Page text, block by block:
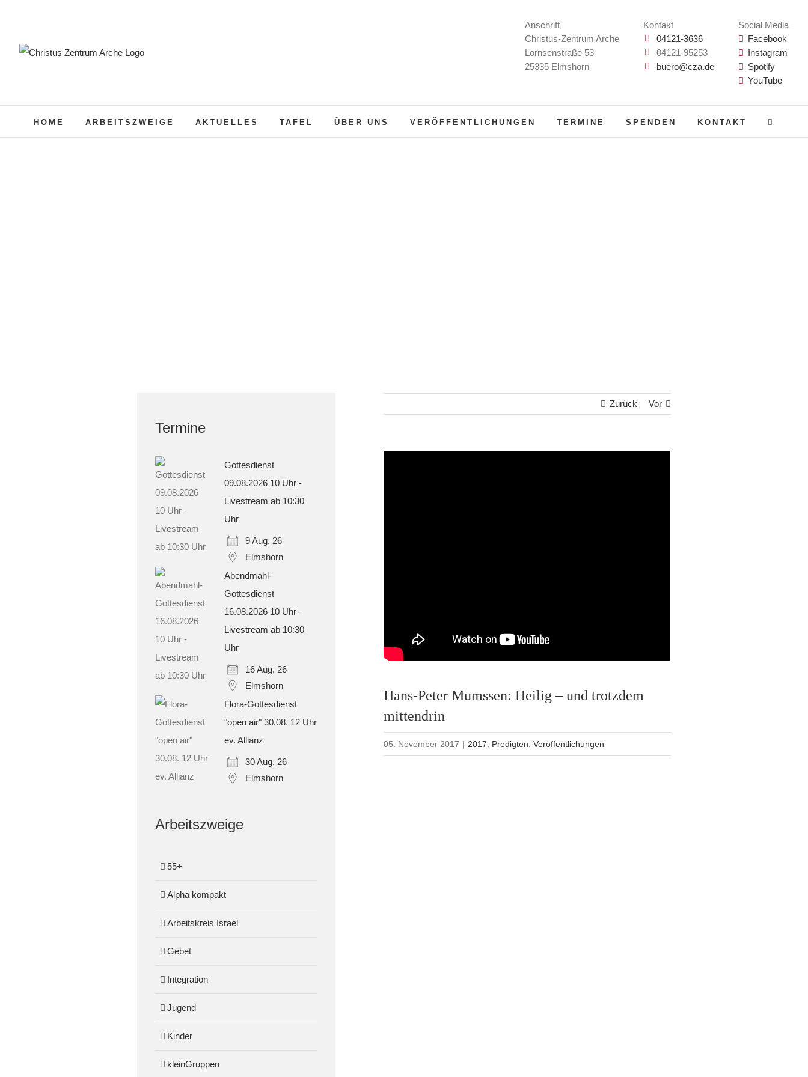
springen
Anschrift
Christus-Zentrum Arche
Lornsenstraße 53
25335 Elmshorn
Kontakt
04121-3636
04121-95253
buero@cza.de
Social Media
Facebook
Instagram
Spotify
YouTube
HOME ARBEITSZWEIGE AKTUELLES TAFEL ÜBER UNS VERÖFFENTLICHUNGEN TERMINE SPENDEN KONTAKT
Zurück Vor
Hans-Peter Mumssen: Heilig – und trotzdem
mittendrin
05. November 2017 | 2017 Predigten ,Veröffentlichungen
Termine
Gottesdienst
09.08.2026 10 Uhr -
Livestream ab 10:30
Uhr
9 Aug. 26
Elmshorn
Abendmahl-
Gottesdienst
16.08.2026 10 Uhr -
Livestream ab 10:30
Uhr
16 Aug. 26
Elmshorn
Flora-Gottesdienst
"open air" 30.08. 12 Uhr
ev. Allianz
30 Aug. 26
Elmshorn
Arbeitszweige
55+
Alpha kompakt
Arbeitskreis Israel
Gebet
Integration
Jugend
Kinder
kleinGruppen